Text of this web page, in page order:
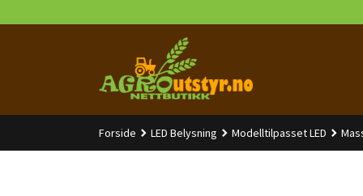
til
Forside LED Belysning Modelltilpasset LED